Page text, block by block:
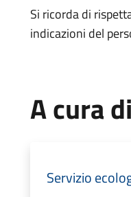
Si ricorda di
indicazioni del
A cura di
Servizio